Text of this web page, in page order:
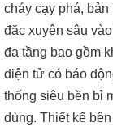
cháy cạy phá,
đặc xuyên sâu
đa tầng bao gồm
điện tử có báo
thống siêu bền bỉ
dùng. Thiết kế